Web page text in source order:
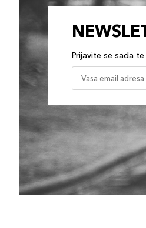
Prijavite se sada